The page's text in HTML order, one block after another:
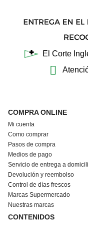
El Corte
COMPRA ONLINE
Mi cuenta
Como comprar
Pasos de compra
Medios de pago
Servicio de entrega a
Devolución y reembolso
Control de días frescos
Marcas Supermercado
Nuestras marcas
CONTENIDOS